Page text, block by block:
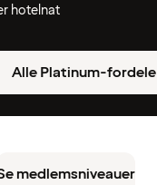
hotelnat
Alle Platinum-fordele
medlemsniveauer